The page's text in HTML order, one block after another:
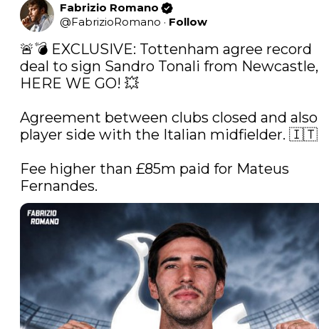
Fabrizio Romano
@FabrizioRomano · Follow
🚨💣 EXCLUSIVE: Tottenham agree record
deal to sign Sandro Tonali from Newcastle,
HERE WE GO! 💥
Agreement between clubs closed and
player side with the Italian midfielder. 🇮🇹
Fee higher than £85m paid for Mateus
Fernandes.